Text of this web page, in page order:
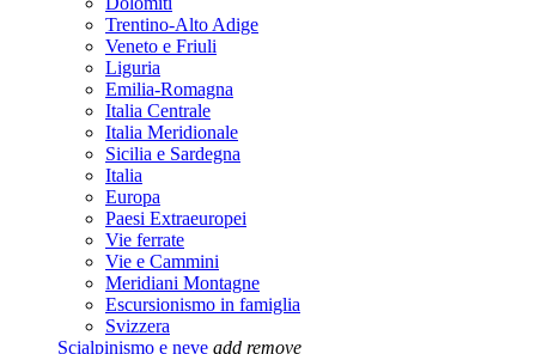
Trentino-Alto Adige
Veneto e Friuli
Liguria
Emilia-Romagna
Italia Centrale
Italia Meridionale
Sicilia e Sardegna
Italia
Europa
Paesi Extraeuropei
Vie ferrate
Vie e Cammini
Meridiani Montagne
Escursionismo in famiglia
Svizzera
Scialpinismo e neve add remove